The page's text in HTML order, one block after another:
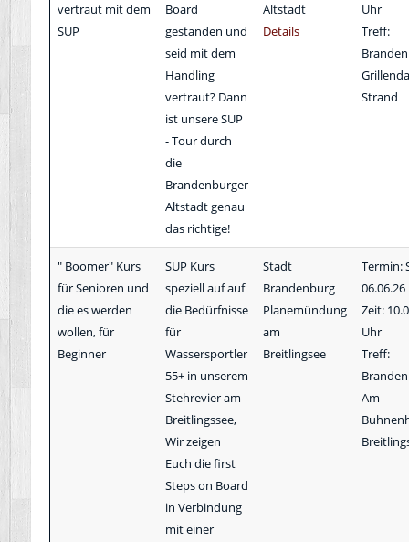
vertraut mit dem
SUP
Board
gestanden und
seid mit dem
Handling
vertraut? Dann
ist unsere SUP
- Tour durch
die
Brandenburger
Altstadt genau
das richtige!
Altstadt
Details
Uhr
Treff:
Strand
" Boomer" Kurs
für Senioren und
die es werden
wollen, für
Beginner
SUP Kurs
speziell auf auf
die Bedürfnisse
für
Wassersportler
55+ in unserem
Stehrevier am
Breitlingssee,
Wir zeigen
Euch die first
Steps on Board
in Verbindung
mit einer
Stadt
Brandenburg
Planemündung
am
Breitlingsee
Termin:
06.06.26
Zeit:
Uhr
Treff:
Am